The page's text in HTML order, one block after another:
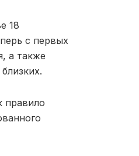
18
с первых
а также
правило